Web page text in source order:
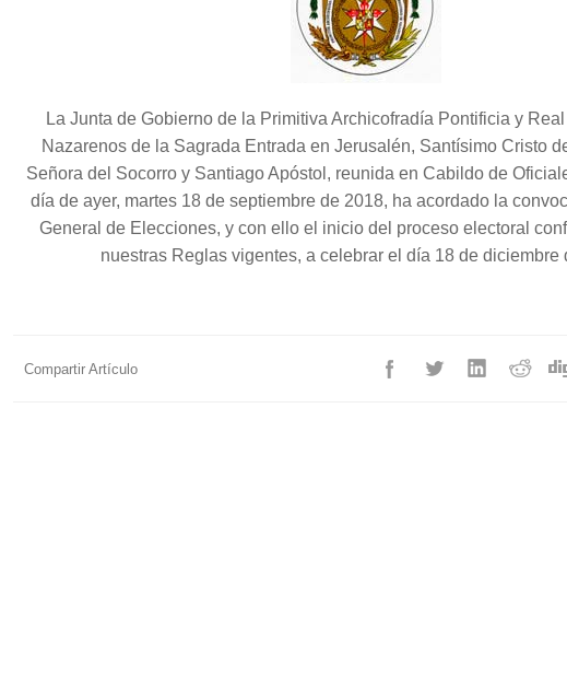
La Junta de Gobierno de la Primitiva Archicofradía Pontificia y Real
Nazarenos de la Sagrada Entrada en Jerusalén, Santísimo Cristo
Señora del Socorro y Santiago Apóstol, reunida en Cabildo de
día de ayer, martes 18 de septiembre de 2018, ha acordado la
General de Elecciones, y con ello el inicio del proceso electoral
nuestras Reg las vigentes, a celebrar el día 18 de diciembre
Compartir Artículo